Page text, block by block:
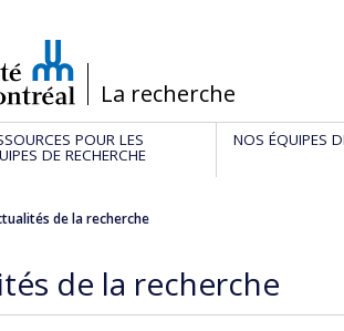
/La recherche
POUR LES
DE RECHERCHE
NOS ÉQUIPES
de la recherche
de la recherche